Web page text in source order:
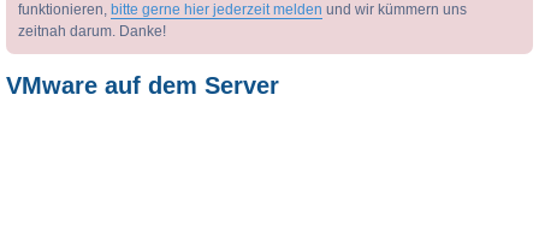
funktionieren, bitte gerne hier jederzeit melden und wir kümmern uns
zeitnah darum. Danke!
VMware auf dem Server